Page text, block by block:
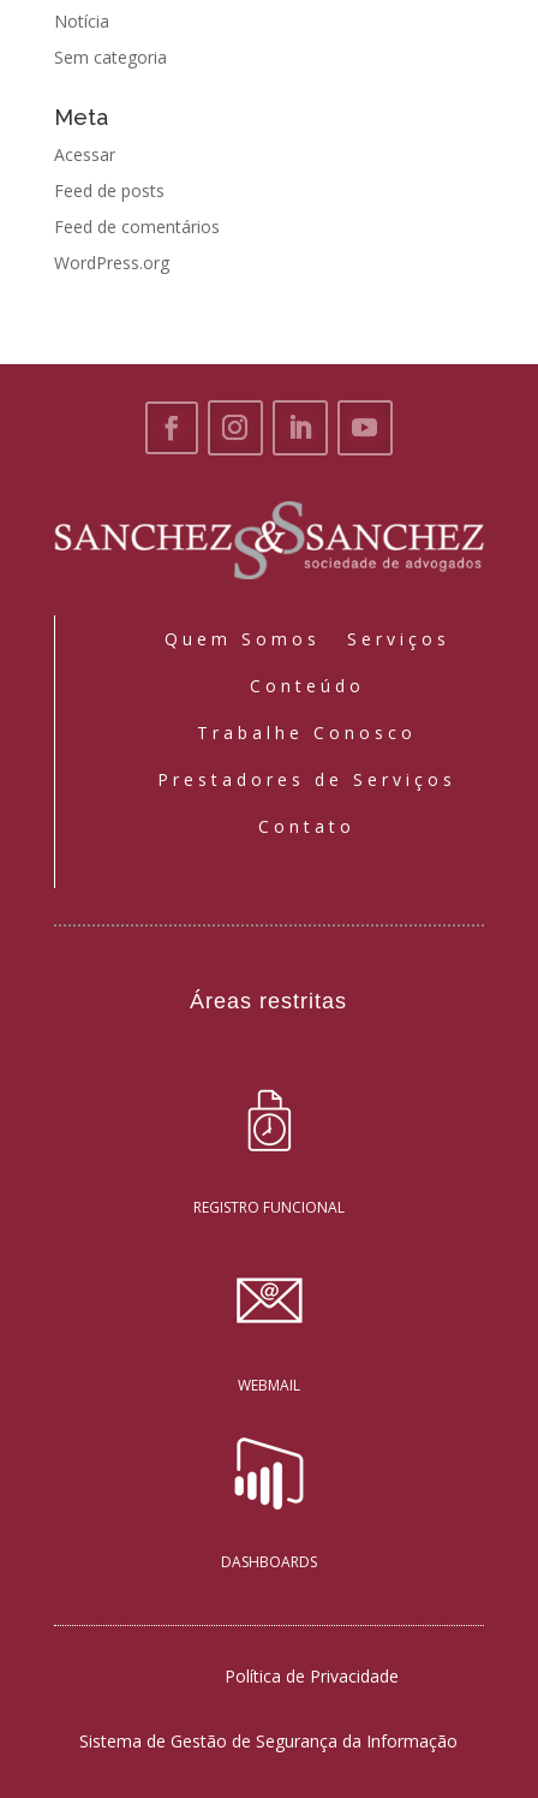
Notícia
Sem categoria
Meta
Acessar
Feed de posts
Feed de comentários
WordPress.org
Quem Somos Serviços
Conteúdo
Trabalhe Conosco
Prestadores de Serviços
Contato
Áreas restritas
REGISTRO FUNCIONAL
WEBMAIL
DASHBOARDS
Política de Privacidade
Sistema de Gestão de Segurança da Informação